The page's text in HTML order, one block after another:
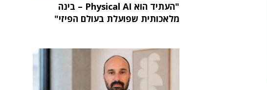
"העתיד הוא Physical AI – בינה
מלאכותית שפועלת בעולם הפיזי"